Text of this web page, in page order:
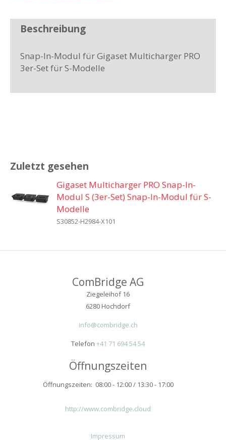
Beschreibung
Snap-In-Modul für Gigaset Multicharger PRO
3er-Set für S-Modelle
Zuletzt gesehen
Gigaset Multicharger PRO Snap-In-
Modul S (3er-Set) Snap-In-Modul für S-
Modelle
S30852-H2984-X101
ComBridge AG
Ziegeleihof 16
6280 Hochdorf
info@combridge.ch
Telefon +41 71 694 54 54
Öffnungszeiten
Öffnungszeiten: 08:00 - 12:00 / 13:30 - 17:00
http://www.combridge.cloud
Impressum